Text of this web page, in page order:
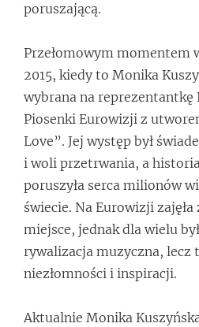
poruszającą.
Przełomowym momentem
2015, kiedy to Monika
wybrana na reprezentantkę
Piosenki Eurowizji z
Love”. Jej występ był
i woli przetrwania, a
poruszyła serca milionów
świecie. Na Eurowizji zajęła
miejsce, jednak dla wielu
rywalizacja muzyczna, lecz
niezłomności i inspiracji.
Aktualnie Monika